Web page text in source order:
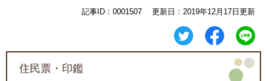
記事ID：0001507 更新日：2019年12月17日更新
住民票・印鑑